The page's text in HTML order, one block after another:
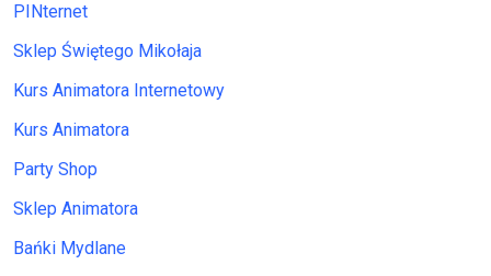
PINternet
Sklep Świętego Mikołaja
Kurs Animatora Internetowy
Kurs Animatora
Party Shop
Sklep Animatora
Bańki Mydlane